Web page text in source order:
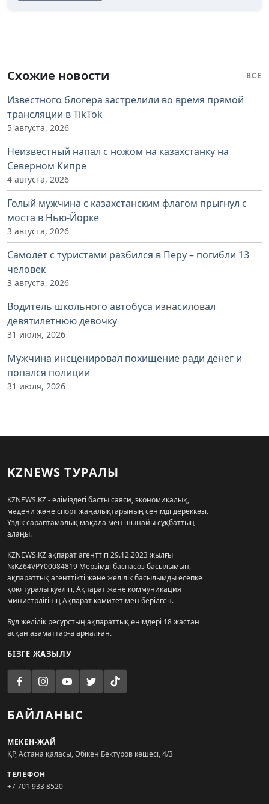
Схожие новости ВСЕ
Известного блогера застрелили во время прямой
трансляции в TikTok
5 августа, 2026
Неизвестный напал с ножом на казахстанку на
Северном Кипре
4 августа, 2026
Голый мужчина с казахстанским флагом прыгнул с
моста в Нью-Йорке
3 августа, 2026
Самолет с туристами разбился в Перу – погибли 13
человек
3 августа, 2026
Водитель школьного автобуса изнасиловал
девятилетнюю девочку
31 июля, 2026
Мужчина инсценировал похищение ради денег и
попался полиции
31 июля, 2026
KZNEWS ТУРАЛЫ
KZNEWS.KZ - еліміздегі басты саяси, экономикалық,
мәдени және спорт жаңалықтарының сенімді дереккөзі.
Үздік сараптамалық мақала мен шынайы сұқбаттың
алаңы.
KZNEWS.KZ ақпарат агенттігі 29.12.2023 жылғы
№KZ64VPY00084819 Мерзімді баспасөз басылымын,
ақпараттық агенттікті және желілік басылымды есепке
қою туралы куәлігі, Ақпарат және коммуникация
министрлігінің Ақпарат комитетімен берілген.
Бұл желілік ресурстың ақпараттық өнімдері 18 жастан
асқан азаматтарға арналған.
БІЗГЕ ЖАЗЫЛУ
БАЙЛАНЫС
МЕКЕН-ЖАЙ
ҚР, Астана қаласы, Әбікен Бектұров көшесі, 4/3
ТЕЛЕФОН
+7 701 933 8520